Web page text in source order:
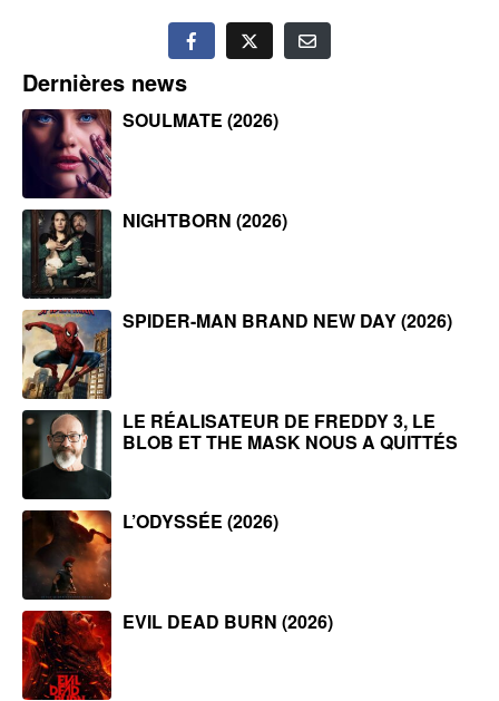
Dernières news
SOULMATE (2026)
NIGHTBORN (2026)
SPIDER-MAN BRAND NEW DAY (2026)
LE RÉALISATEUR DE FREDDY 3, LE
BLOB ET THE MASK NOUS A QUITTÉS
L’ODYSSÉE (2026)
EVIL DEAD BURN (2026)